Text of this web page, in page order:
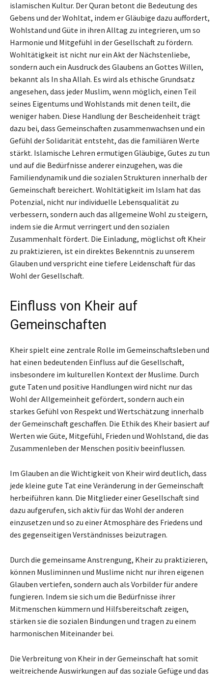
islamischen Kultur. Der Quran betont die Bedeutung des
Gebens und der Wohltat, indem er Gläubige dazu auffordert,
Wohlstand und Güte in ihren Alltag zu integrieren, um so
Harmonie und Mitgefühl in der Gesellschaft zu fördern.
Wohltätigkeit ist nicht nur ein Akt der Nächstenliebe,
sondern auch ein Ausdruck des Glaubens an Gottes Willen,
bekannt als In sha Allah. Es wird als ethische Grundsatz
angesehen, dass jeder Muslim, wenn möglich, einen Teil
seines Eigentums und Wohlstands mit denen teilt, die
weniger haben. Diese Handlung der Bescheidenheit trägt
dazu bei, dass Gemeinschaften zusammenwachsen und ein
Gefühl der Solidarität entsteht, das die familiären Werte
stärkt. Islamische Lehren ermutigen Gläubige, Gutes zu tun
und auf die Bedürfnisse anderer einzugehen, was die
Familiendynamik und die sozialen Strukturen innerhalb der
Gemeinschaft bereichert. Wohltätigkeit im Islam hat das
Potenzial, nicht nur individuelle Lebensqualität zu
verbessern, sondern auch das allgemeine Wohl zu steigern,
indem sie die Armut verringert und den sozialen
Zusammenhalt fördert. Die Einladung, möglichst oft Kheir
zu praktizieren, ist ein direktes Bekenntnis zu unserem
Glauben und verspricht eine tiefere Leidenschaft für das
Wohl der Gesellschaft.
Einfluss von Kheir auf
Gemeinschaften
Kheir spielt eine zentrale Rolle im Gemeinschaftsleben und
hat einen bedeutenden Einfluss auf die Gesellschaft,
insbesondere im kulturellen Kontext der Muslime. Durch
gute Taten und positive Handlungen wird nicht nur das
Wohl der Allgemeinheit gefördert, sondern auch ein
starkes Gefühl von Respekt und Wertschätzung innerhalb
der Gemeinschaft geschaffen. Die Ethik des Kheir basiert auf
Werten wie Güte, Mitgefühl, Frieden und Wohlstand, die das
Zusammenleben der Menschen positiv beeinflussen.
Im Glauben an die Wichtigkeit von Kheir wird deutlich, dass
jede kleine gute Tat eine Veränderung in der Gemeinschaft
herbeiführen kann. Die Mitglieder einer Gesellschaft sind
dazu aufgerufen, sich aktiv für das Wohl der anderen
einzusetzen und so zu einer Atmosphäre des Friedens und
des gegenseitigen Verständnisses beizutragen.
Durch die gemeinsame Anstrengung, Kheir zu praktizieren,
können Musliminnen und Muslime nicht nur ihren eigenen
Glauben vertiefen, sondern auch als Vorbilder für andere
fungieren. Indem sie sich um die Bedürfnisse ihrer
Mitmenschen kümmern und Hilfsbereitschaft zeigen,
stärken sie die sozialen Bindungen und tragen zu einem
harmonischen Miteinander bei.
Die Verbreitung von Kheir in der Gemeinschaft hat somit
weitreichende Auswirkungen auf das soziale Gefüge und das